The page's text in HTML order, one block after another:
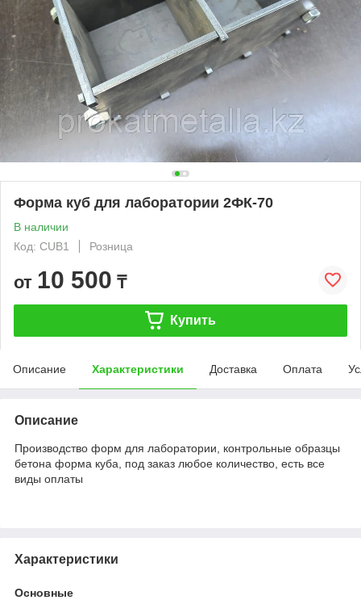
Форма куб для лаборатории 2ФК-70
В наличии
Код: CUB1
Розница
от 10 500 ₸
Купить
Описание Характеристики Доставка Оплата
Описание
Производство форм для лаборатории, контрольные образцы
бетона форма куба, под заказ любое количество, есть все
виды оплаты
Характеристики
Основные